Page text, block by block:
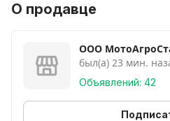
Рассматриваем в рассрочку
Одобряем так же
декретницам!
БЕЗ СПРАВОК И
О продавце
ООО
был(а) 23 мин.
Объявлений: 42